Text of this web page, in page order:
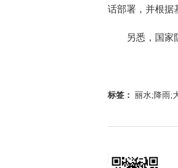
话部署，并根据
另悉，国家防
标签： 丽水;降雨;